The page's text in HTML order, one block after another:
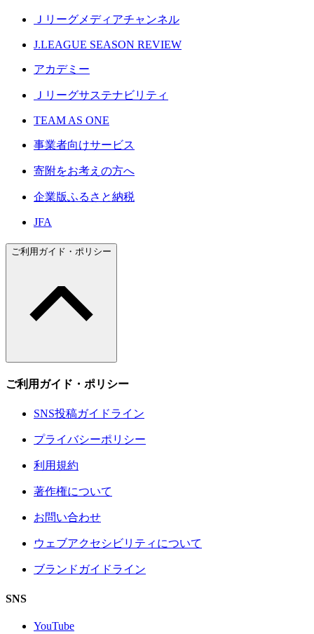
Ｊリーグメディアチャンネル
J.LEAGUE SEASON REVIEW
アカデミー
Ｊリーグサステナビリティ
TEAM AS ONE
事業者向けサービス
寄附をお考えの方へ
企業版ふるさと納税
JFA
ご利用ガイド・ポリシー
ご利用ガイド・ポリシー
SNS投稿ガイドライン
プライバシーポリシー
利用規約
著作権について
お問い合わせ
ウェブアクセシビリティについて
ブランドガイドライン
SNS
YouTube